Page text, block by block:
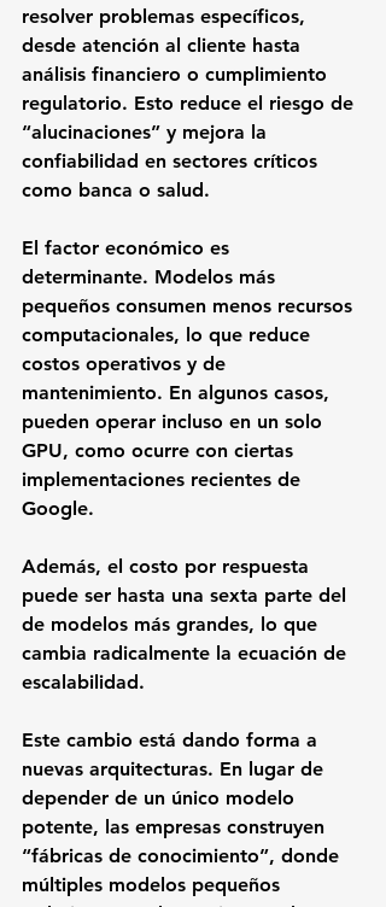
resolver problemas específicos,
desde atención al cliente hasta
análisis financiero o cumplimiento
regulatorio. Esto reduce el riesgo de
“alucinaciones” y mejora la
confiabilidad en sectores críticos
como banca o salud.
El factor económico es
determinante. Modelos más
pequeños consumen menos recursos
computacionales, lo que reduce
costos operativos y de
mantenimiento. En algunos casos,
pueden operar incluso en un solo
GPU, como ocurre con ciertas
implementaciones recientes de
Google.
Además, el costo por respuesta
puede ser hasta una sexta parte del
de modelos más grandes, lo que
cambia radicalmente la ecuación de
escalabilidad.
Este cambio está dando forma a
nuevas arquitecturas. En lugar de
depender de un único modelo
potente, las empresas construyen
“fábricas de conocimiento”, donde
múltiples modelos pequeños